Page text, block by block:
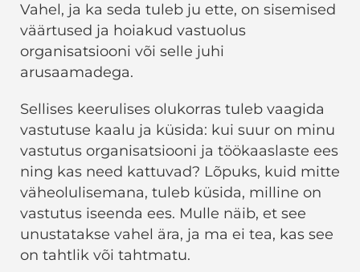
Vahel, ja ka seda tuleb ju ette, on sisemised
väärtused ja hoiakud vastuolus
organisatsiooni või selle juhi
arusaamadega.
Sellises keerulises olukorras tuleb vaagida
vastutuse kaalu ja küsida: kui suur on minu
vastutus organisatsiooni ja töökaaslaste ees
ning kas need kattuvad? Lõpuks, kuid mitte
väheolulisemana, tuleb küsida, milline on
vastutus iseenda ees. Mulle näib, et see
unustatakse vahel ära, ja ma ei tea, kas see
on tahtlik või tahtmatu.